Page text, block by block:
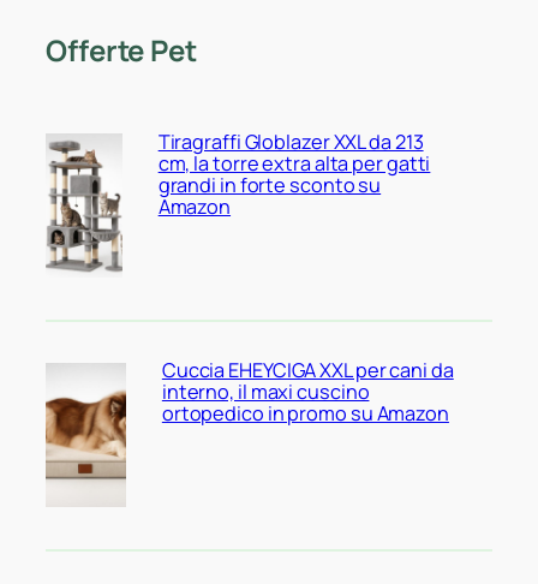
Offerte Pet
Tiragraffi Globlazer XXL da 213
cm, la torre extra alta per gatti
grandi in forte sconto su
Amazon
Cuccia EHEYCIGA XXL per cani da
interno, il maxi cuscino
ortopedico in promo su Amazon